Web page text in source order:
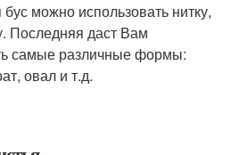
можно использовать нитку,
Последняя даст Вам
самые различные формы:
овал и т.д.